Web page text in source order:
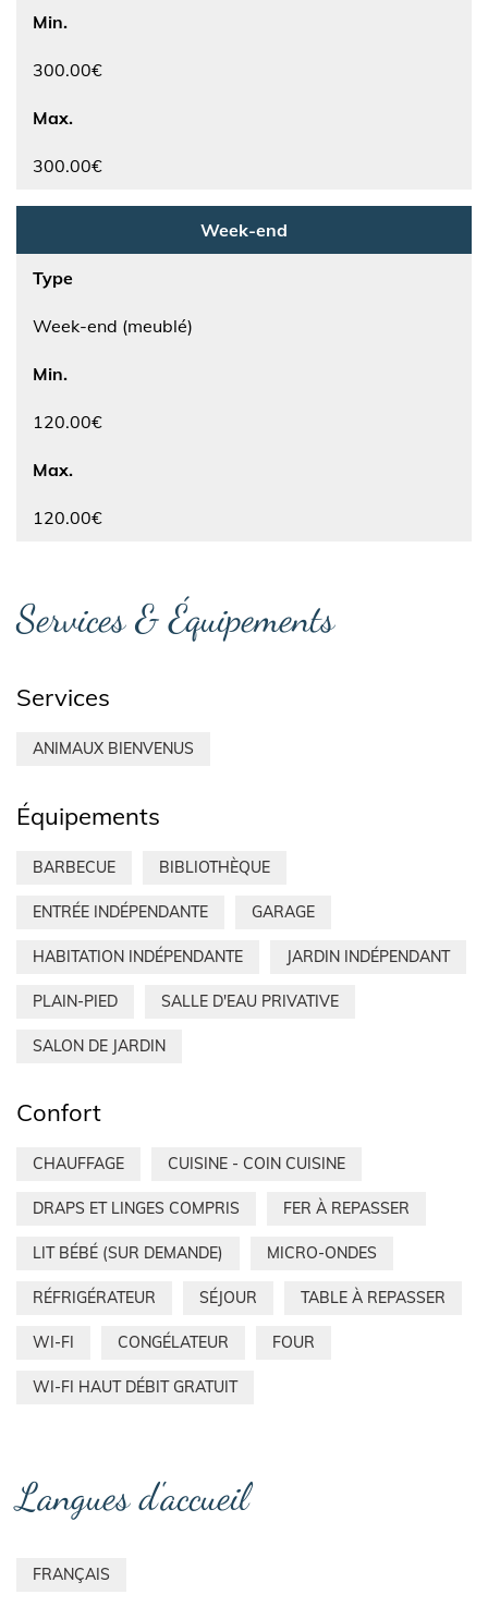
Min.
300.00€
Max.
300.00€
Week-end
Type
Week-end (meublé)
Min.
120.00€
Max.
120.00€
Services & Équipements
Services
ANIMAUX BIENVENUS
Équipements
BARBECUE BIBLIOTHÈQUE
ENTRÉE INDÉPENDANTE GARAGE
HABITATION INDÉPENDANTE JARDIN INDÉPENDANT
PLAIN-PIED SALLE D'EAU PRIVATIVE
SALON DE JARDIN
Confort
CHAUFFAGE CUISINE - COIN CUISINE
DRAPS ET LINGES COMPRIS FER À REPASSER
LIT BÉBÉ (SUR DEMANDE) MICRO-ONDES
RÉFRIGÉRATEUR SÉJOUR TABLE À REPASSER
WI-FI CONGÉLATEUR FOUR
WI-FI HAUT DÉBIT GRATUIT
Langues d'accueil
FRANÇAIS